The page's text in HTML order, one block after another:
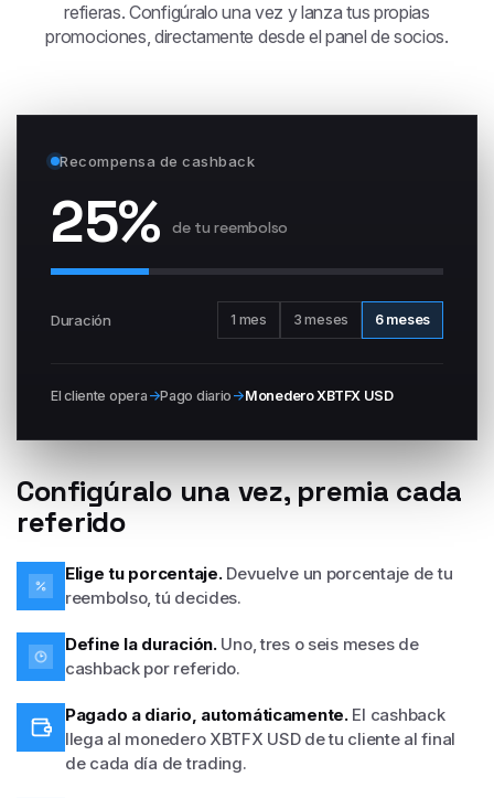
refieras. Configúralo una vez y lanza tus propias
promociones, directamente desde el panel de socios.
Recompensa de cashback
25% de tu reembolso
Duración 1 mes 3 meses 6 meses
El cliente opera →Pago diario →Monedero XBTFX USD
Configúralo una vez, premia cada
referido
Elige tu porcentaje.Devuelve un porcentaje de tu
reembolso, tú decides.
Define la duración.Uno, tres o seis meses de
cashback por referido.
Pagado a diario, automáticamente.El cashback
llega al monedero XBTFX USD de tu cliente al final
de cada día de trading.